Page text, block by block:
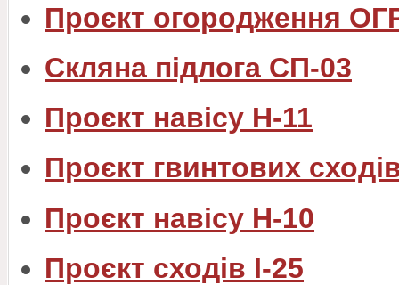
Проєкт огородження
Скляна підлога СП-03
Проєкт навісу Н-11
Проєкт гвинтових
Проєкт навісу Н-10
Проєкт сходів I-25